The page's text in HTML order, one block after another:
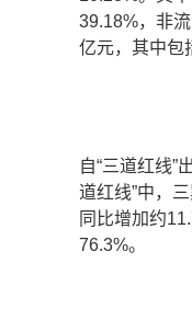
39.18%，非
亿元，其中包
自“三道红线”
道红线”中，
同比增加约
76.3%。